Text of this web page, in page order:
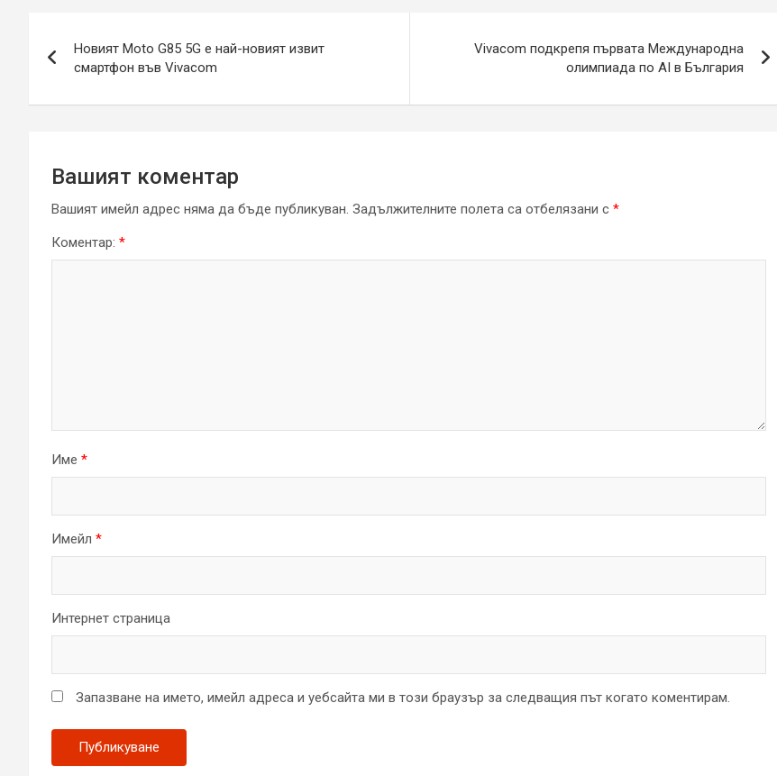
Новият Moto G85 5G е най-новият извит
смартфон във Vivacom
Vivacom подкрепя първата Международна
олимпиада по AI в България
Вашият коментар
Вашият имейл адрес няма да бъде публикуван. Задължителните полета са отбелязани с *
Коментар: *
Име *
Имейл *
Интернет страница
Запазване на името, имейл адреса и уебсайта ми в този браузър за следващия път когато коментирам.